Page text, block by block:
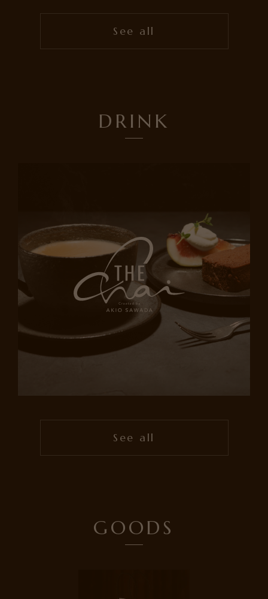
See all
DRINK
See all
GOODS